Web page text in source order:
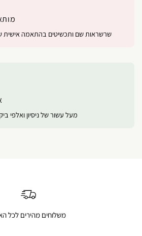
שרשראות שם ותכשיטים בהתאמה אישית
מעל עשור של ניסיון ואלפי
משלוחים מהירים לכל